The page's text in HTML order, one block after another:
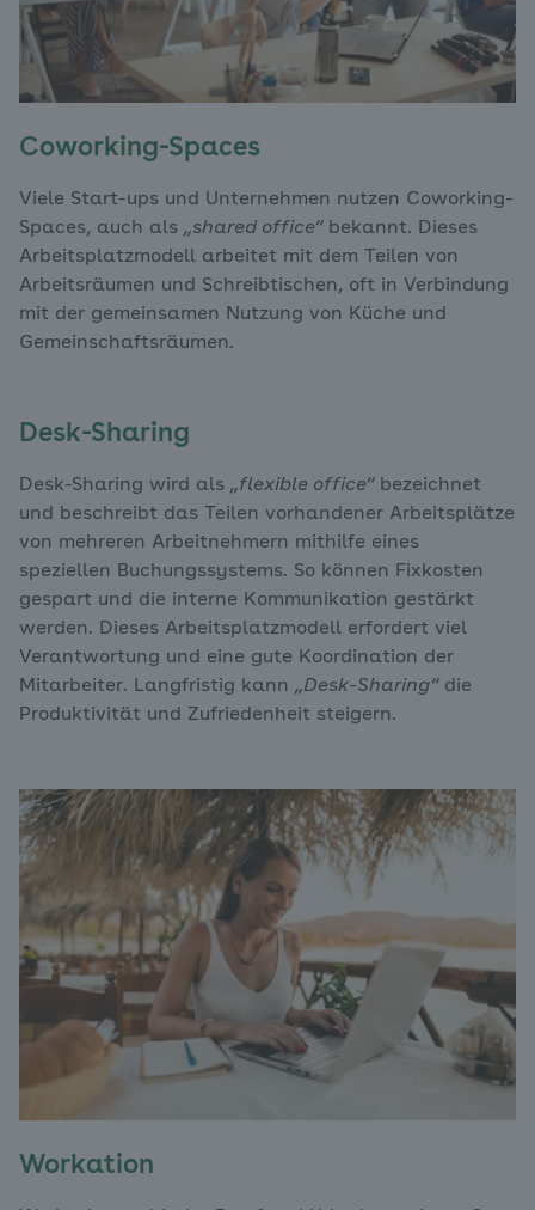
Coworking-Spaces
Viele Start-ups und Unternehmen nutzen Coworking-
Spaces, auch als „shared office“bekannt. Dieses
Arbeitsplatzmodell arbeitet mit dem Teilen von
Arbeitsräumen und Schreibtischen, oft in Verbindung
mit der gemeinsamen Nutzung von Küche und
Gemeinschaftsräumen.
Desk-Sharing
Desk-Sharing wird als „flexible office“bezeichnet
und beschreibt das Teilen vorhandener Arbeitsplätze
von mehreren Arbeitnehmern mithilfe eines
speziellen Buchungssystems. So können Fixkosten
gespart und die interne Kommunikation gestärkt
werden. Dieses Arbeitsplatzmodell erfordert viel
Verantwortung und eine gute Koordination der
Mitarbeiter. Langfristig kann „Desk-Sharing“die
Produktivität und Zufriedenheit steigern.
Workation